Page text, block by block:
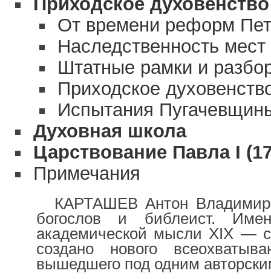
От времени реформ
Наследственность
Штатные рамки и
Приходское
Испытания
Духовная школа
Царствование Павла I
Примечания
КАРТАШЕВ Антон
богослов и библеист.
академической мысли XIX —
создано нового
вышедшего под одним